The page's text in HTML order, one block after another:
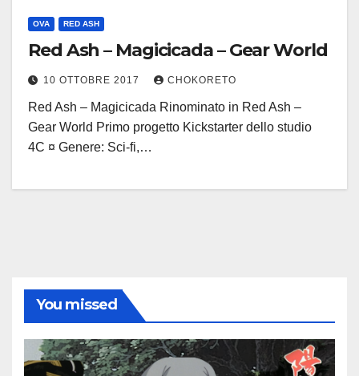
OVA RED ASH
Red Ash – Magicicada – Gear World
10 OTTOBRE 2017 CHOKORETO
Red Ash – Magicicada Rinominato in Red Ash –
Gear World Primo progetto Kickstarter dello studio
4C ¤ Genere: Sci-fi,…
You missed